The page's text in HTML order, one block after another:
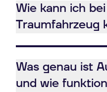
Wie kann ich
Traumfahrzeug
Was genau ist
und wie